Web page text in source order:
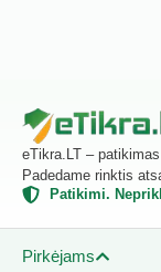
eTikra.LT –
Padedame rinktis
Patikimi.
Pirkėjams